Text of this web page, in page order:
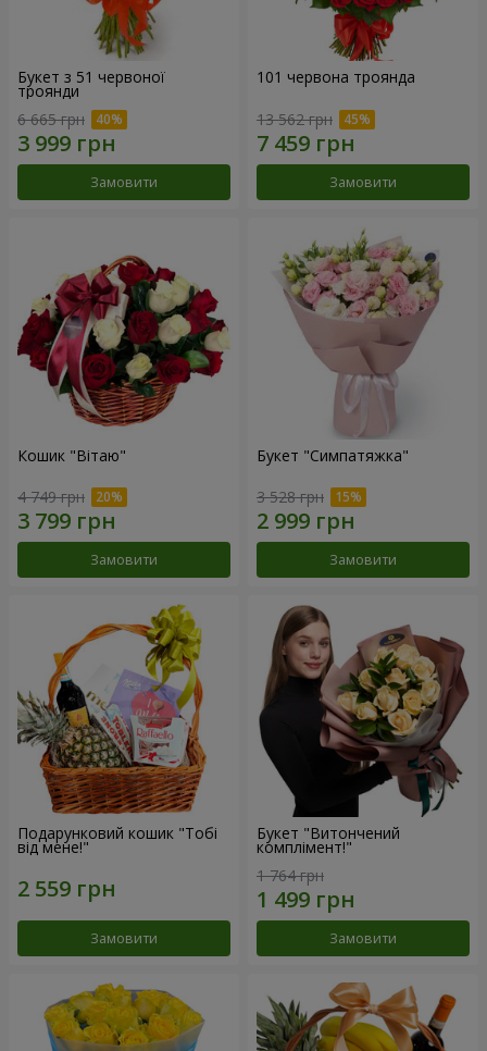
Букет з 51 червоної
троянди
6 665 грн
Замовити
101 червона троянда
13 562 грн
Замовити
Кошик "Вітаю"
4 749 грн
Замовити
Букет "Симпатяжка"
3 528 грн
Замовити
Подарунковий кошик "Тобі
від мене!"
Замовити
Букет "Витончений
комплімент!"
1 764 грн
Замовити